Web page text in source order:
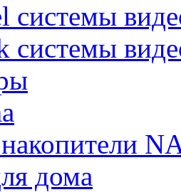
системы
системы
дома